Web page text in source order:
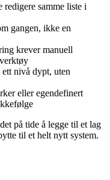
samme liste i
gangen, ikke en
krever manuell
nivå dypt, uten
eller egendefinert
på tide å legge til et lag
til et helt nytt system.